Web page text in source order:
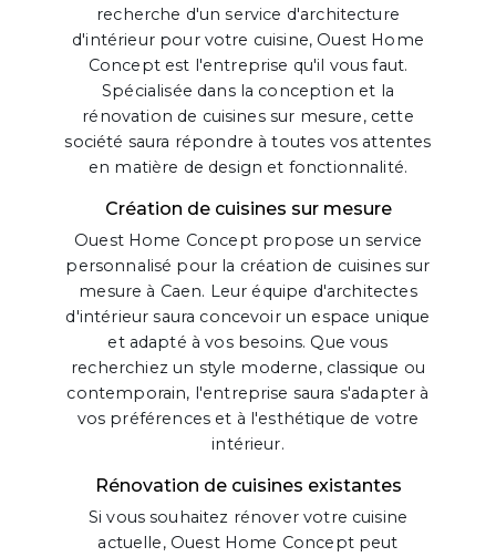
recherche d'un service d'architecture
d'intérieur pour votre cuisine, Ouest Home
Concept est l'entreprise qu'il vous faut.
Spécialisée dans la conception et la
rénovation de cuisines sur mesure, cette
société saura répondre à toutes vos attentes
en matière de design et fonctionnalité.
Création de cuisines sur mesure
Ouest Home Concept propose un service
personnalisé pour la création de cuisines sur
mesure à Caen. Leur équipe d'architectes
d'intérieur saura concevoir un espace unique
et adapté à vos besoins. Que vous
recherchiez un style moderne, classique ou
contemporain, l'entreprise saura s'adapter à
vos préférences et à l'esthétique de votre
intérieur.
Rénovation de cuisines existantes
Si vous souhaitez rénover votre cuisine
actuelle, Ouest Home Concept peut